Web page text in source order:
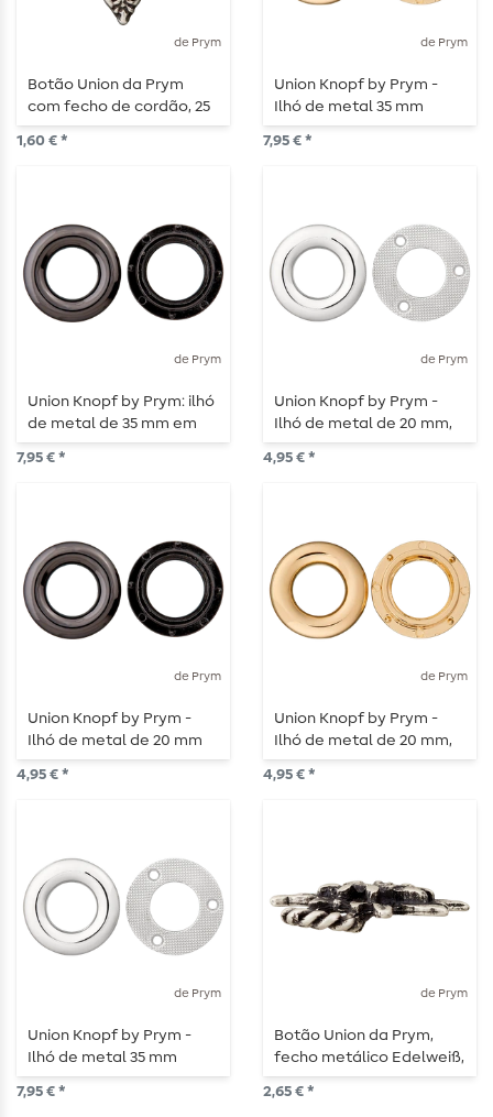
de Prym
Botão Union da Prym
com fecho de cordão, 25
mm, renda prateada
1,60 € *
de Prym
Union Knopf by Prym -
Ilhó de metal 35 mm
dourado
7,95 € *
de Prym
Union Knopf by Prym: ilhó
de metal de 35 mm em
aço
7,95 € *
de Prym
Union Knopf by Prym -
Ilhó de metal de 20 mm,
prateado
4,95 € *
de Prym
Union Knopf by Prym -
Ilhó de metal de 20 mm
em aço
4,95 € *
de Prym
Union Knopf by Prym -
Ilhó de metal de 20 mm,
dourado
4,95 € *
de Prym
Union Knopf by Prym -
Ilhó de metal 35 mm
prateado
7,95 € *
de Prym
Botão Union da Prym,
fecho metálico Edelweiß,
abertura de 8 mm,
2,65 € *